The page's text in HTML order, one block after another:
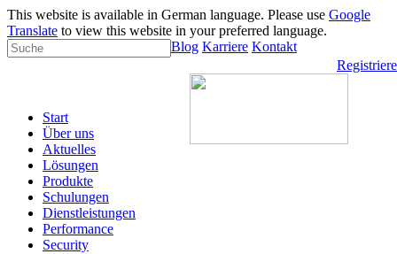
This website is available in German language. Please use Google
Translate to view this website in your preferred language.
Blog Karriere Kontakt
Start
Über uns
Aktuelles
Lösungen
Produkte
Schulungen
Dienstleistungen
Performance
Security